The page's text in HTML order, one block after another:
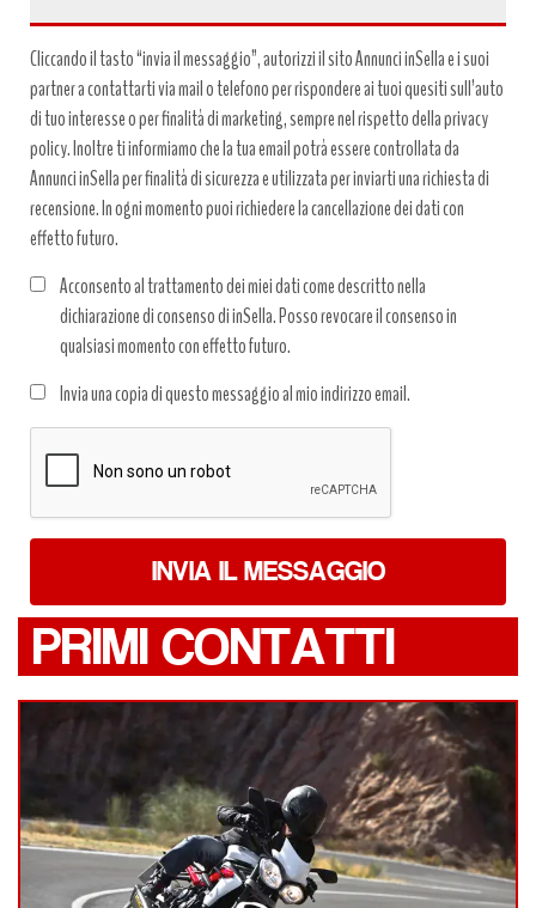
Cliccando il tasto “invia il messaggio”, autorizzi il sito Annunci inSella e i suoi
partner a contattarti via mail o telefono per rispondere ai tuoi quesiti sull’auto
di tuo interesse o per finalità di marketing, sempre nel rispetto della privacy
policy. Inoltre ti informiamo che la tua email potrà essere controllata da
Annunci inSella per finalità di sicurezza e utilizzata per inviarti una richiesta di
recensione. In ogni momento puoi richiedere la cancellazione dei dati con
effetto futuro.
Acconsento al trattamento dei miei dati come descritto nella
dichiarazione di consenso di inSella. Posso revocare il consenso in
qualsiasi momento con effetto futuro.
dati
*
Invia una copia di questo messaggio al mio indirizzo email.
INVIA IL MESSAGGIO
PRIMI CONTATTI